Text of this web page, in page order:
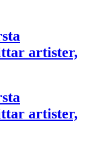
artister,
artister,